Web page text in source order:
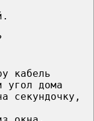
кабель
угол дома
секундочку,